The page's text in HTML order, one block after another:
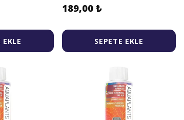
EKLE
189,00 ₺
SEPETE EKLE